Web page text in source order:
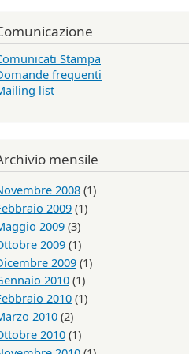
Stampa
frequenti
list
mensile
2008 (1)
2009 (1)
2009 (3)
2009 (1)
2009 (1)
2010 (1)
2010 (1)
2010 (2)
2010 (1)